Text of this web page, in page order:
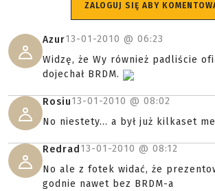
ZALOGUJ SIĘ ABY
Azur13-01-2010 @ 06:23
Widzę, że Wy również padliście
dojechał BRDM.
Rosiu13-01-2010 @ 08:02
No niestety... a był już kilkaset
Redrad 13-01-2010 @ 08:12
No ale z fotek widać, że
godnie nawet bez BRDM-a